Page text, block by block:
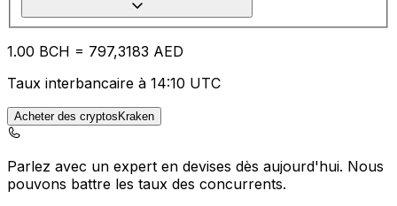
1.00 BCH = 797,3183 AED
Taux interbancaire à 14:10 UTC
Acheter des cryptosKraken
Parlez avec un expert en devises dès aujourd'hui. Nous
pouvons battre les taux des concurrents.